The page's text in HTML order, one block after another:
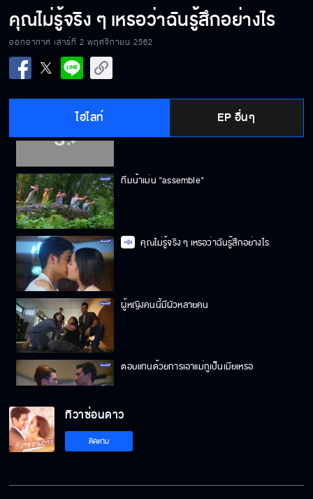
คุณไม่รู้จริง ๆ เหรอว่าฉันรู้สึกอย่างไร
ออกอากาศ เสาร์ที่ 2 พฤศจิกายน 2562
ไฮไลท์ EP อื่นๆ
ทั้งคุณและน้าเม่นอย่ามาให้ผมเห็นอีก
ทีมน้าเม่น "assemble"
คุณไม่รู้จริง ๆ เหรอว่าฉันรู้สึกอย่างไร
ผู้หญิงคนนี้มีผัวหลายคน
ตอบแทนด้วยการเอาแม่กูเป็นเมียเหรอ
อย่าพูดคำว่ารักกับผมอีก ฟังแล้วมันจะอ้วก
ทิวาซ่อนดาว
ติดตาม